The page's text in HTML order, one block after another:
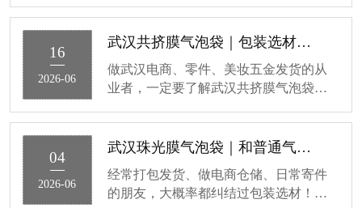
震、抗压、防潮防护，材质分为全新原
显。全新 LDPE 原生料气泡袋透明度
高、无刺鼻异味，薄膜韧性
齐，选错容易出现货品破损、受潮、抗
压性差等问题。今天结合本地行业需
大家分清优劣、选对适配品类，降低包
装损耗和物流成本气泡膜是轻量化缓冲
包装的核心材料，依靠空气气泡层实现
水、防潮、防刮花的作用，适配绝大多
数易碎、易损、货品的运输包装。很
16
2026-06
武汉共挤膜气泡袋｜包装选材干货，电商工厂都适用
做武汉电商、零件、美妆五金发货的从
业者，一定要了解武汉共挤膜气泡袋，
袋防护能力提升一大截，今天拆解材质
优势、适用行业和选材技巧。传统单层
刺破，而共挤膜采用多层复合共挤工
艺，外层高韧性共挤膜搭配内层缓冲气
04
2026-06
武汉珠光膜气泡袋｜和普通气泡袋、快递袋的区别
经常打包发货、做电商仓储、日常寄件
的朋友，大概率都纠结过包装选材！很